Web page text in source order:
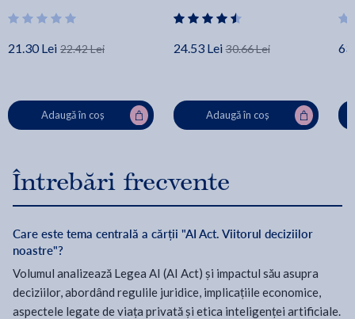
21.30 Lei 22.42 Lei
Adaugă în coș
24.53 Lei 30.66 Lei
Adaugă în coș
Întrebări frecvente
Care este tema centrală a cărții "AI Act. Viitorul deciziilor
noastre"?
Volumul analizează Legea AI (AI Act) și impactul său asupra
deciziilor, abordând regulile juridice, implicațiile economice,
aspectele legate de viața privată și etica inteligenței artificiale.